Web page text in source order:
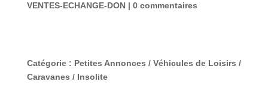
VENTES-ECHANGE-DON| 0 commentaires
Catégorie : Petites Annonces / Véhicules de Loisirs /
Caravanes / Insolite